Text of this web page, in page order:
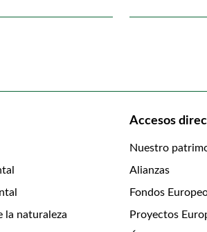
la naturaleza
Accesos
Nuestro
Alianzas
Fondos
Proyectos